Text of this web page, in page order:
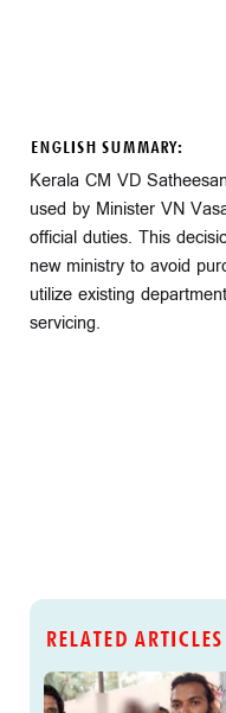
ENGLISH SUMMARY:
Kerala CM VD
used by Minister VN
official duties. This
new ministry to avoid
utilize existing
servicing.
RELATED ARTICLES